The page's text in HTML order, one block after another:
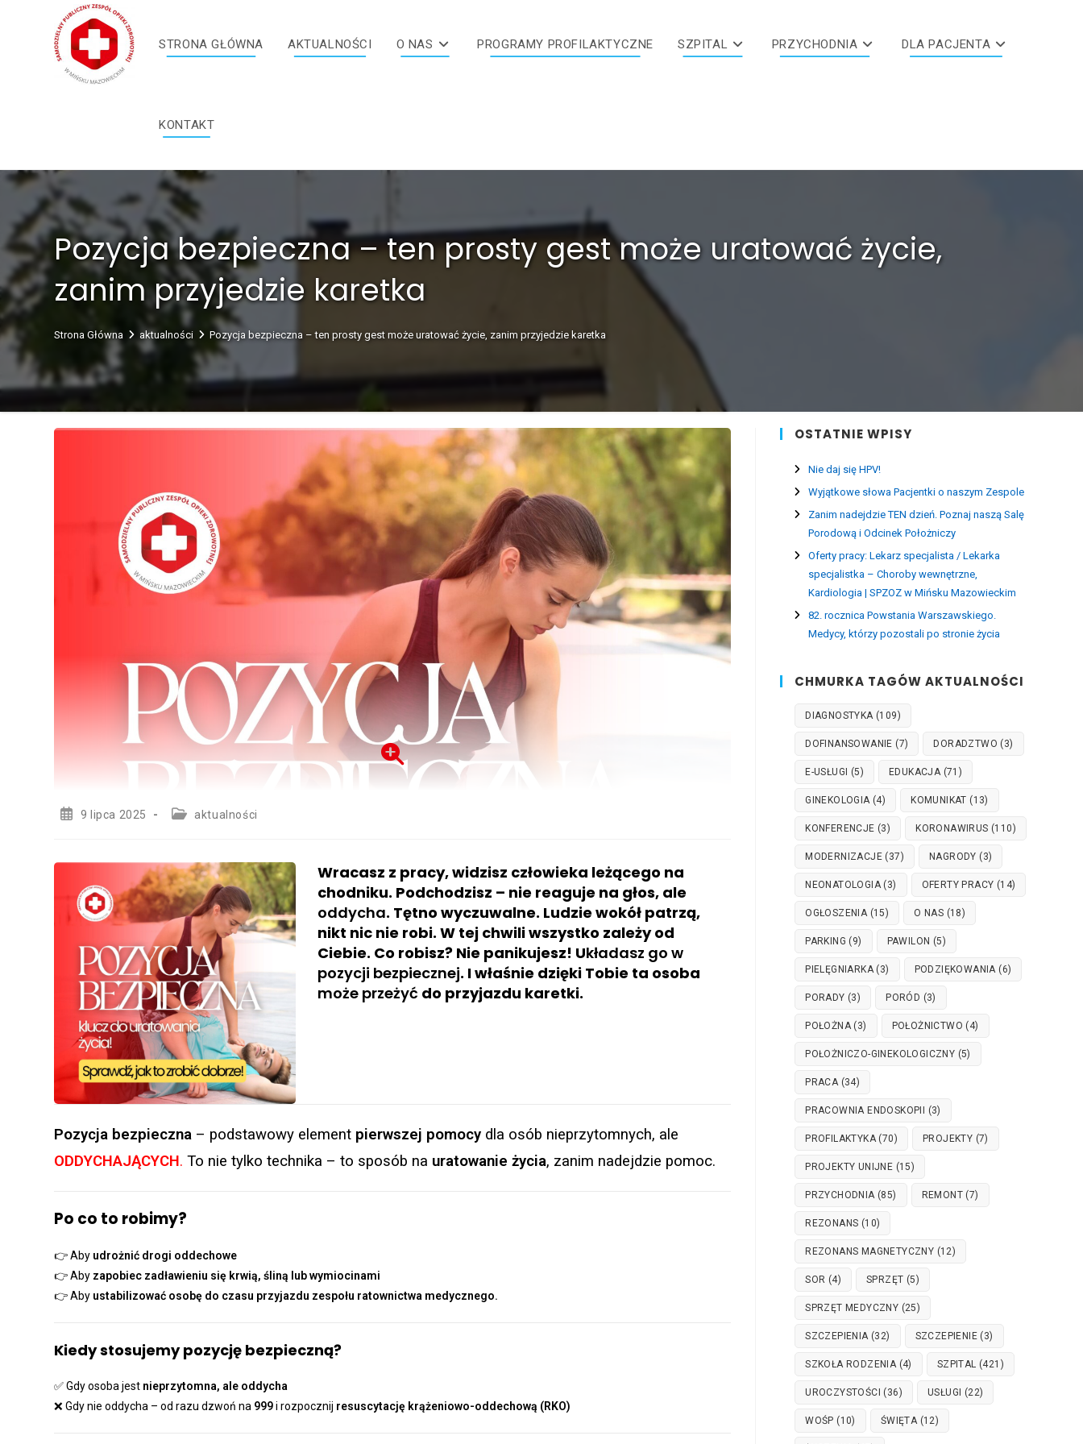
STRONA GŁÓWNA AKTUALNOŚCI O NAS PROGRAMY PROFILAKTYCZNE SZPITAL PRZYCHODNIA DLA PACJENTA
KONTAKT
Pozycja bezpieczna – ten prosty gest może uratować życie,
zanim przyjedzie karetka
Strona Główna aktualności Pozycja bezpieczna – ten prosty gest może uratować życie, zanim przyjedzie karetka
Post9 lipca 2025
Postaktualności
Wracasz z pracy, widzisz człowieka leżącego na
chodniku. Podchodzisz – nie reaguje na głos, ale
oddycha. Tętno wyczuwalne. Ludzie wokół patrzą,
nikt nic nie robi. W tej chwili wszystko zależy od
Ciebie. Co robisz? Nie panikujesz! Układasz go w
pozycji bezpiecznej. I właśnie dzięki Tobie ta osoba
może przeżyć do przyjazdu karetki.
Pozycja bezpieczna – podstawowy element pierwszej pomocy dla osób nieprzytomnych, ale
ODDYCHAJĄCYCH.To nie tylko technika – to sposób na uratowanie życia, zanim nadejdzie pomoc.
Po co to robimy?
👉 Aby udrożnić drogi oddechowe
👉 Aby zapobiec zadławieniu się krwią, śliną lub wymiocinami
👉 Aby ustabilizować osobę do czasu przyjazdu zespołu ratownictwa medycznego.
Kiedy stosujemy pozycję bezpieczną?
✅ Gdy osoba jest nieprzytomna, ale oddycha
❌ Gdy nie oddycha – od razu dzwoń na 999i rozpocznij resuscytację krążeniowo-oddechową (RKO)
OSTATNIE WPISY
Nie daj się HPV!
Wyjątkowe słowa Pacjentki o naszym Zespole
Zanim nadejdzie TEN dzień. Poznaj naszą Salę
Porodową i Odcinek Położniczy
Oferty pracy: Lekarz specjalista / Lekarka
specjalistka – Choroby wewnętrzne,
Kardiologia | SPZOZ w Mińsku Mazowieckim
82. rocznica Powstania Warszawskiego.
Medycy, którzy pozostali po stronie życia
CHMURKA TAGÓW AKTUALNOŚCI
DIAGNOSTYKA(109)
DOFINANSOWANIE (7) DORADZTWO (3)
E-USŁUGI (5) EDUKACJA(71)
GINEKOLOGIA(4) KOMUNIKAT (13)
KONFERENCJE (3) KORONAWIRUS (110)
MODERNIZACJE(37) NAGRODY (3)
NEONATOLOGIA(3) OFERTY PRACY (14)
OGŁOSZENIA(15) O NAS (18)
PARKING (9) PAWILON (5)
PIELĘGNIARKA(3) PODZIĘKOWANIA(6)
PORADY (3) PORÓD (3)
POŁOŻNA(3) POŁOŻNICTWO (4)
POŁOŻNICZO-GINEKOLOGICZNY (5)
PRACA(34)
PRACOWNIA ENDOSKOPII (3)
PROFILAKTYKA(70) PROJEKTY (7)
PROJEKTY UNIJNE (15)
PRZYCHODNIA(85) REMONT(7)
REZONANS (10)
REZONANS MAGNETYCZNY (12)
SOR (4) SPRZĘT (5)
SPRZĘT MEDYCZNY (25)
SZCZEPIENIA(32) SZCZEPIENIE(3)
SZKOŁA RODZENIA(4) SZPITAL (421)
UROCZYSTOŚCI (36) USŁUGI (22)
WOŚP (10) ŚWIĘTA(12)